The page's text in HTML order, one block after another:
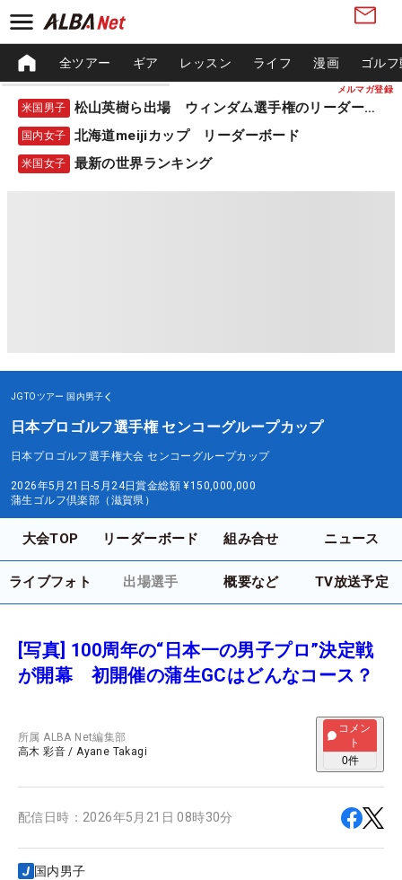
メルマガ登録
全ツアー ギア レッスン ライフ 漫画 ゴル
米国男子 松山英樹ら出場 ウィンダム選手権のリーダーボード
国内女子 北海道meijiカップ リーダーボード
米国女子 最新の世界ランキング
JGTOツアー 国内男子
日本プロゴルフ選手権 センコーグループカップ
日本プロゴルフ選手権大会 センコーグループカップ
2026年5月21日-5月24日賞金総額 ¥150,000,000
蒲生ゴルフ倶楽部（滋賀県）
大会TOP リーダーボード 組み合せ ニュース
ライブフォト 出場選手 概要など TV放送予定
[写真] 100周年の“日本一の男子プロ”決定戦
が開幕 初開催の蒲生GCはどんなコース？
所属ALBA Net編集部
高木 彩音 /Ayane Takagi
コメン
ト
0件
配信日時： 2026年5月21日 08時30分
国内男子